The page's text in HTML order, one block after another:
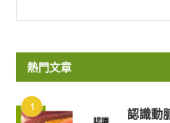
熱門文章
1 認識動